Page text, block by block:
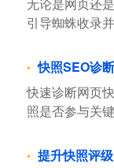
引导蜘蛛收录
快照SEO诊断
快速诊断网页
照是否参与关
提升快照评级